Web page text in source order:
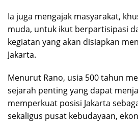
Ia juga mengajak masyarakat,
muda, untuk ikut berpartisipasi
kegiatan yang akan disiapkan
Jakarta.
Menurut Rano, usia 500 tahun
sejarah penting yang dapat
memperkuat posisi Jakarta
sekaligus pusat kebudayaan,